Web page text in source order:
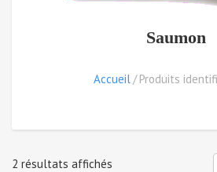
Saumon
Accueil Produits
2 résultats affichés